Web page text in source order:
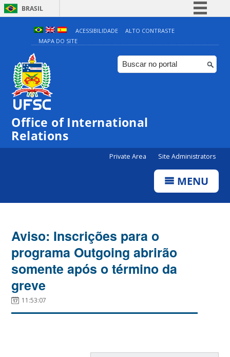
BRASIL
Simplifique!
Comunica BR
Participe
ACESSIBILIDADE
ALTO CONTRASTE
MAPA DO SITE
Office of International
Relations
Private Area Site Administrators
MENU
Aviso: Inscrições para o
programa Outgoing abrirão
somente após o término da
greve
11:53:07